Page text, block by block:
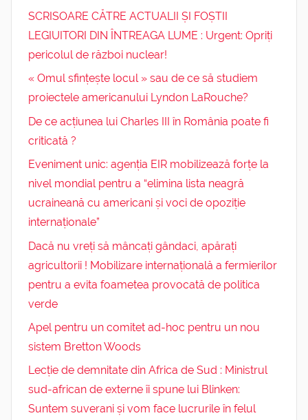
SCRISOARE CĂTRE ACTUALII ȘI FOȘTII
LEGIUITORI DIN ÎNTREAGA LUME : Urgent: Opriți
pericolul de război nuclear!
« Omul sfințește locul » sau de ce să studiem
proiectele americanului Lyndon LaRouche?
De ce acțiunea lui Charles III în România poate fi
criticată ?
Eveniment unic: agenția EIR mobilizează forțe la
nivel mondial pentru a “elimina lista neagră
ucraineană cu americani și voci de opoziție
internaționale”
Dacă nu vreți să mâncați gândaci, apărați
agricultorii ! Mobilizare internațională a fermierilor
pentru a evita foametea provocată de politica
verde
Apel pentru un comitet ad-hoc pentru un nou
sistem Bretton Woods
Lecție de demnitate din Africa de Sud : Ministrul
sud-african de externe îi spune lui Blinken:
Suntem suverani și vom face lucrurile în felul